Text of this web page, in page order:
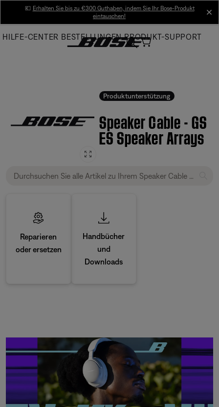
Main
💶 Erhalten Sie bis zu €300 Guthaben, indem Sie Ihr Bose-Produkt
eintauschen!
HILFE-CENTER BESTELLUNGEN PRODUKT-SUPPORT
Produktunterstützung
Speaker Cable - GS
ES Speaker Arrays
Reparieren
oder ersetzen
Handbücher
und
Downloads